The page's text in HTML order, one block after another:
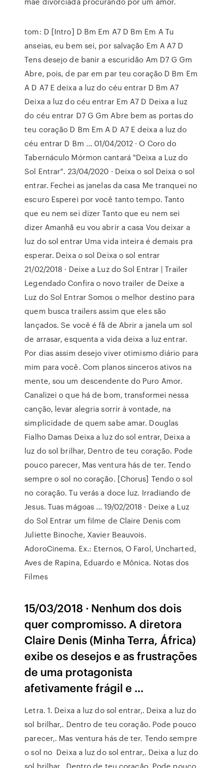
tom: D [Intro] D Bm Em A7 D Bm Em A Tu
anseias, eu bem sei, por salvação Em A A7 D
Tens desejo de banir a escuridão Am D7 G Gm
Abre, pois, de par em par teu coração D Bm Em
A D A7 E deixa a luz do céu entrar D Bm A7
Deixa a luz do céu entrar Em A7 D Deixa a luz
do céu entrar D7 G Gm Abre bem as portas do
teu coração D Bm Em A D A7 E deixa a luz do
céu entrar D Bm … 01/04/2012 · O Coro do
Tabernáculo Mórmon cantará "Deixa a Luz do
Sol Entrar". 23/04/2020 · Deixa o sol Deixa o sol
entrar. Fechei as janelas da casa Me tranquei no
escuro Esperei por você tanto tempo. Tanto
que eu nem sei dizer Tanto que eu nem sei
dizer Amanhã eu vou abrir a casa Vou deixar a
luz do sol entrar Uma vida inteira é demais pra
esperar. Deixa o sol Deixa o sol entrar
21/02/2018 · Deixe a Luz do Sol Entrar | Trailer
Legendado Confira o novo trailer de Deixe a
Luz do Sol Entrar Somos o melhor destino para
quem busca trailers assim que eles são
lançados. Se você é fã de Abrir a janela um sol
de arrasar, esquenta a vida deixa a luz entrar.
Por dias assim desejo viver otimismo diário para
mim para você. Com planos sinceros ativos na
mente, sou um descendente do Puro Amor.
Canalizei o que há de bom, transformei nessa
canção, levar alegria sorrir à vontade, na
simplicidade de quem sabe amar. Douglas
Fialho Damas Deixa a luz do sol entrar, Deixa a
luz do sol brilhar, Dentro de teu coração. Pode
pouco parecer, Mas ventura hás de ter. Tendo
sempre o sol no coração. [Chorus] Tendo o sol
no coração. Tu verás a doce luz. Irradiando de
Jesus. Tuas mágoas … 19/02/2018 · Deixe a Luz
do Sol Entrar um filme de Claire Denis com
Juliette Binoche, Xavier Beauvois.
AdoroCinema. Ex.: Eternos, O Farol, Uncharted,
Aves de Rapina, Eduardo e Mônica. Notas dos
Filmes
15/03/2018 · Nenhum dos dois
quer compromisso. A diretora
Claire Denis (Minha Terra, África)
exibe os desejos e as frustrações
de uma protagonista
afetivamente frágil e …
Letra. 1. Deixa a luz do sol entrar,. Deixa a luz do
sol brilhar,. Dentro de teu coração. Pode pouco
parecer,. Mas ventura hás de ter. Tendo sempre
o sol no Deixa a luz do sol entrar,. Deixa a luz do
sol brilhar,. Dentro de teu coração. Pode pouco